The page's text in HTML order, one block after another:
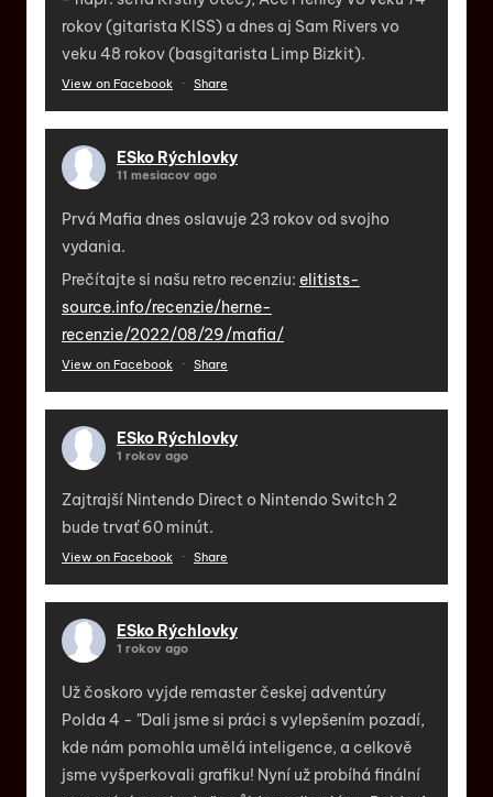
rokov (gitarista KISS) a dnes aj Sam Rivers vo
veku 48 rokov (basgitarista Limp Bizkit).
View on Facebook · Share
ESko Rýchlovky
11 mesiacov ago
Prvá Mafia dnes oslavuje 23 rokov od svojho
vydania.
Prečítajte si našu retro recenziu: elitists-
source.info/recenzie/herne-
recenzie/2022/08/29/mafia/
View on Facebook · Share
ESko Rýchlovky
1 rokov ago
Zajtrajší Nintendo Direct o Nintendo Switch 2
bude trvať 60 minút.
View on Facebook · Share
ESko Rýchlovky
1 rokov ago
Už čoskoro vyjde remaster českej adventúry
Polda 4 - "Dali jsme si práci s vylepšením pozadí,
kde nám pomohla umělá inteligence, a celkově
jsme vyšperkovali grafiku! Nyní už probíhá finální